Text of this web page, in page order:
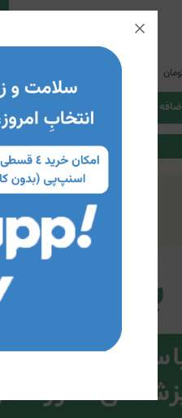
کردن به سبد خرید